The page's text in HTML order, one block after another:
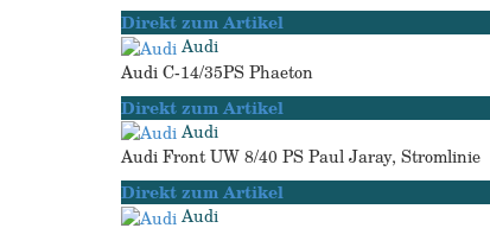
Direkt zum Artikel
Audi
Audi C-14/35PS Phaeton
Direkt zum Artikel
Audi
Audi Front UW 8/40 PS Paul Jaray, Stromlinie
Direkt zum Artikel
Audi